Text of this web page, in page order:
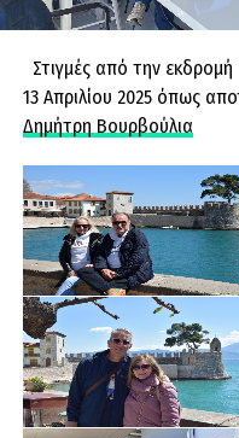
Στιγμές από την
13 Απριλίου 2025 όπως
Δημήτρη Βουρβούλια